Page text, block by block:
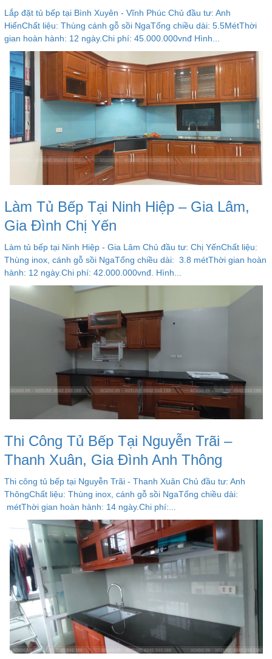
Lắp đặt tủ bếp tại Bình Xuyên - Vĩnh Phúc Chủ đầu tư: Anh
HiểnChất liệu: Thùng cánh gỗ sồi NgaTổng chiều dài: 5.5MétThời
gian hoàn hành: 12 ngày.Chi phí: 45.000.000vnđ Hình...
Làm Tủ Bếp Tại Ninh Hiệp – Gia Lâm,
Gia Đình Chị Yến
Làm tủ bếp tại Ninh Hiệp - Gia Lâm Chủ đầu tư: Chị YếnChất liệu:
Thùng inox, cánh gỗ sồi NgaTổng chiều dài: 3.8 métThời gian hoàn
hành: 12 ngày.Chi phí: 42.000.000vnđ. Hình...
Thi Công Tủ Bếp Tại Nguyễn Trãi –
Thanh Xuân, Gia Đình Anh Thông
Thi công tủ bếp tại Nguyễn Trãi - Thanh Xuân Chủ đầu tư: Anh
ThôngChất liệu: Thùng inox, cánh gỗ sồi NgaTổng chiều dài:
métThời gian hoàn hành: 14 ngày.Chi phí:...